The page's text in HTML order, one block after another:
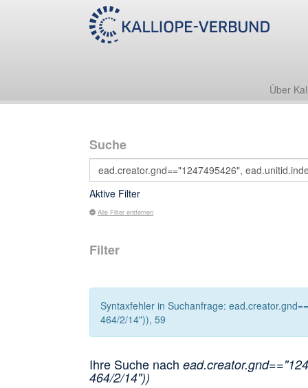
Über
Suche
Aktive Filter
Alle Filter entfernen
Filter
Syntaxfehler in Suchanfrage:
464/2/14")), 59
Ihre Suche nach
464/2/14"))